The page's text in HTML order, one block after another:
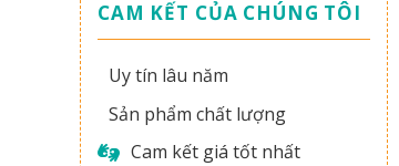
CAM KẾT CỦA CHÚNG TÔI
Uy tín lâu năm
Sản phẩm chất lượng
Cam kết giá tốt nhất